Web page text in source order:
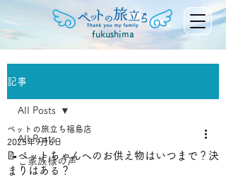
fukushima
記事
All Posts
ご家族様の声
All Posts
📝ペットちゃんへのお供え物はいつまで？決
まりはある？
ペットの旅立ち福島店
2025年9月6日